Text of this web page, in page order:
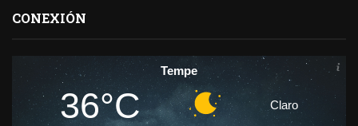
CONEXIÓN
Tempe
36°C Claro